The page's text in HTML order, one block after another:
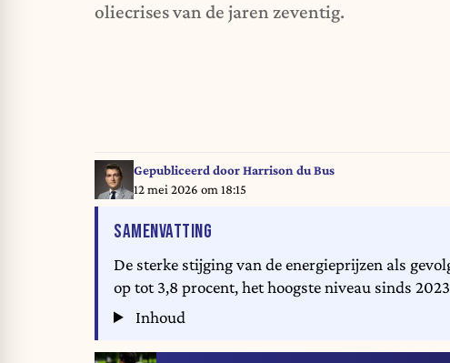
oliecrises van de jaren zeventig.
Gepubliceerd doorHarrison du Bus
12 mei 2026 om 18:15
SAMENVATTING
De sterke stijging van de energieprijzen als
op tot 3,8 procent, het hoogste niveau sinds
Inhoud